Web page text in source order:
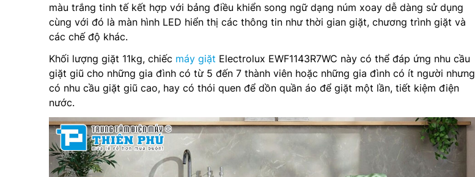
màu trắng tinh tế kết hợp với bảng điều khiển song ngữ dạng núm xoay dễ dàng sử dụng
cùng với đó là màn hình LED hiển thị các thông tin như thời gian giặt, chương trình giặt và
các chế độ khác.
Khối lượng giặt 11kg, chiếc máy giặt Electrolux EWF1143R7WC này có thể đáp ứng nhu cầu
giặt giũ cho những gia đình có từ 5 đến 7 thành viên hoặc những gia đình có ít người nhưng
có nhu cầu giặt giũ cao, hay có thói quen để dồn quần áo để giặt một lần, tiết kiệm điện
nước.